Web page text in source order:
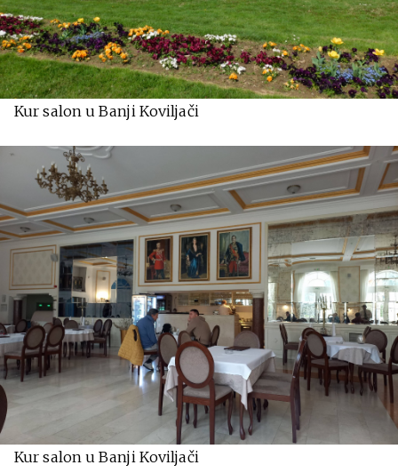
Kur salon u Banji Koviljači
Kur salon u Banji Koviljači